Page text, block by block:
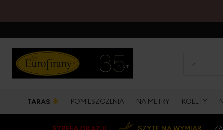
TARAS ☀ POMIESZCZENIA NA METRY ROLETY
STREFA OKAZJI SZYTE NA WYMIAR